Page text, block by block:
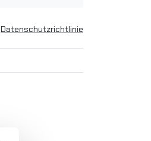
Datenschutzrichtlinie